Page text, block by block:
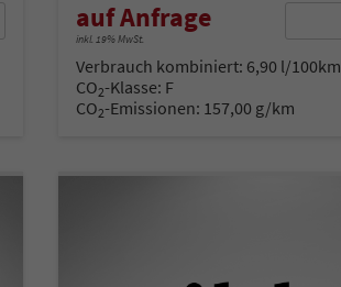
Fahrzeug parkenauf Anfrage
inkl. 19% MwSt.
Verbrauch kombiniert: 6,90 l/100km
CO2-Klasse: F
CO2-Emissionen: 157,00 g/km